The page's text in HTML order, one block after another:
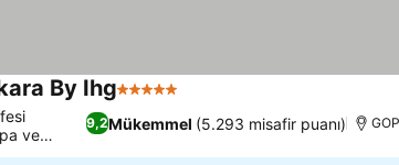
By Ihg5 Yıldız
9,2Mükemmel (5.293 misafir puanı)
ve